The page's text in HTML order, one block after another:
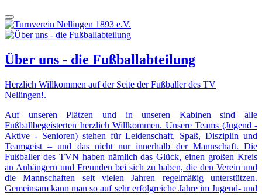
Über uns - die Fußballabteilung
Herzlich Willkommen auf der Seite der Fußballer des TV
Nellingen!.
Auf unseren Plätzen und in unseren Kabinen sind alle
Fußballbegeisterten herzlich Willkommen. Unsere Teams (Jugend -
Aktive - Senioren) stehen für Leidenschaft, Spaß, Disziplin und
Teamgeist – und das nicht nur innerhalb der Mannschaft. Die
Fußballer des TVN haben nämlich das Glück, einen großen Kreis
an Anhängern und Freunden bei sich zu haben, die den Verein und
die Mannschaften seit vielen Jahren regelmäßig unterstützen.
Gemeinsam kann man so auf sehr erfolgreiche Jahre im Jugend- und